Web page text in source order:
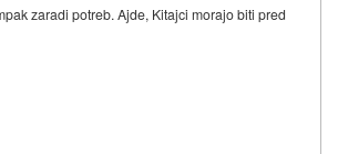
zaradi potreb. Ajde, Kitajci morajo biti pred